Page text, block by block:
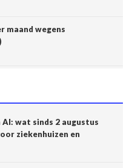
maand wegens
werk van
maakt gebruik van een
gezondheid
wat sinds 2 augustus
ziekenhuizen en